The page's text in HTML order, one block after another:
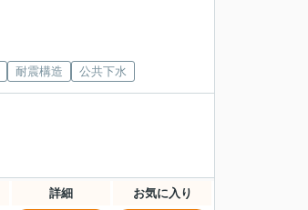
耐震構造 公共下水
詳細 お気に入り